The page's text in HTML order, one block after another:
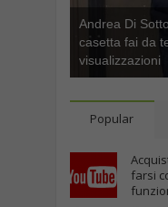
Andrea Di
casetta fai da
visualizzazioni
Popular
farsi